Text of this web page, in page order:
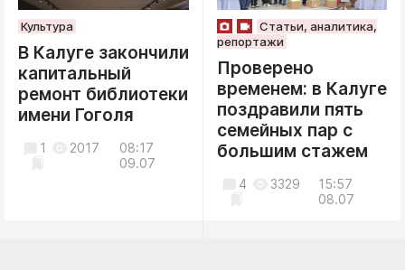
Культура
В Калуге закончили
капитальный
ремонт библиотеки
имени Гоголя
08:17
09.07
1 2017
Статьи, аналитика,
репортажи
Проверено
временем: в Калуге
поздравили пять
семейных пар с
большим стажем
15:57
08.07
4 3329